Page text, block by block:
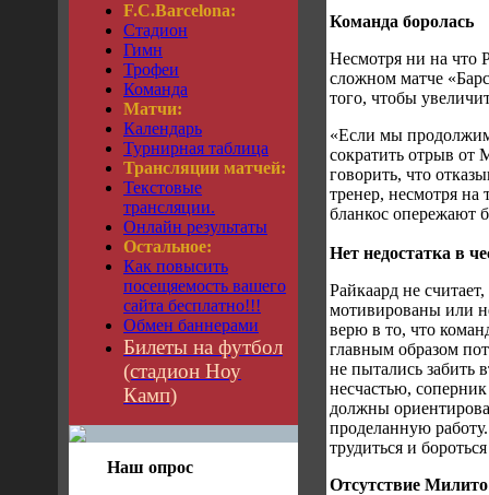
F.C.Barcelona:
Стадион
Гимн
Трофеи
Команда
Матчи:
Календарь
Турнирная таблица
Трансляции матчей:
Текстовые
трансляции.
Онлайн результаты
Остальное:
Как повысить
посещяемость вашего
сайта бесплатно!!!
Обмен баннерами
Билеты на футбол
(стадион Ноу
Камп)
Наш опрос
Команда боролась
Несмотря ни на что
сложном матче
того, чтобы
«Если мы
сократить отрыв
говорить, что
тренер, несмотря
бланкос опережают
Нет недостатка в
Райкаард не
мотивированы или
верю в то, что
главным образом
не пытались забить
несчастью,
должны
проделанную
трудиться и
Отсутствие Милито